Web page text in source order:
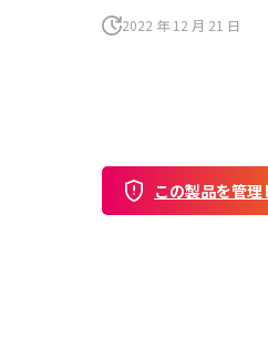
2022 年 12 月 21 日
この製品を管理